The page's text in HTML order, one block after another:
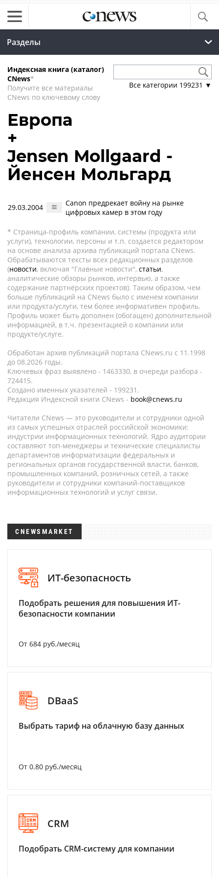
Разделы
Индексная книга (каталог)
CNews*
Получите все материалы
CNews по ключевому слову
Все категории 199231 ▼
Европа
+
Jensen Mollgaard -
Йенсен Мольгард
29.03.2004
Canon предрекает войну на рынке
цифровых камер в этом году
* Страница-профиль компании, системы (продукта или
услуги), технологии, персоны и т.п. создается редактором
на основе анализа архива публикаций портала CNews.
Обрабатываются тексты всех редакционных разделов
(новости, включая "Главные новости", статьи,
аналитические обзоры рынков, интервью, а также
содержание партнёрских проектов). Таким образом, чем
больше публикаций на CNews было с именем компании
или продукта/услуги, тем более информативен профиль.
Профиль может быть дополнен (обогащен) дополнительной
информацией, в т.ч. презентацией о компании или
продукте/услуге.
Обработан архив публикаций портала CNews.ru c 11.1998
до 08.2026 годы.
Ключевых фраз выявлено - 1463330, в очереди разбора -
724415.
Создано именных указателей - 199231.
Редакция Индексной книги CNews - book@cnews.ru
Читатели CNews — это руководители и сотрудники одной
из самых успешных отраслей российской экономики:
индустрии информационных технологий. Ядро аудитории
составляют топ-менеджеры и технические специалисты
департаментов информатизации федеральных и
региональных органов государственной власти, банков,
промышленных компаний, розничных сетей, а также
руководители и сотрудники компаний-поставщиков
информационных технологий и услуг связи.
CNEWSMARKET
ИТ-безопасность
Подобрать решения для повышения ИТ-
безопасности компании
От 684 руб./месяц
DBaaS
Выбрать тариф на облачную базу данных
От 0.80 руб./месяц
CRM
Подобрать CRM-систему для компании